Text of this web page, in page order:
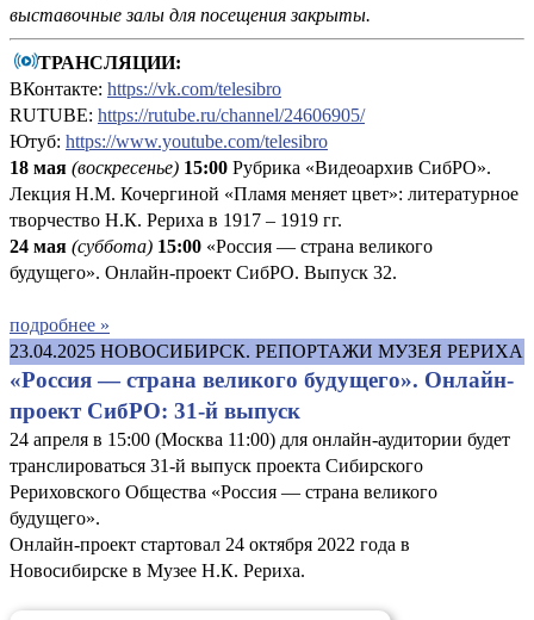
выставочные залы для посещения закрыты.
ТРАНСЛЯЦИИ:
ВКонтакте: https://vk.com/telesibro
RUTUBE: https://rutube.ru/channel/24606905/
Ютуб: https://www.youtube.com/telesibro
18 мая (воскресенье) 15:00 Рубрика «Видеоархив СибРО».
Лекция Н.М. Кочергиной «Пламя меняет цвет»: литературное
творчество Н.К. Рериха в 1917 – 1919 гг.
24 мая (суббота) 15:00 «Россия — страна великого
будущего». Онлайн-проект СибРО. Выпуск 32.
подробнее »
23.04.2025 НОВОСИБИРСК. РЕПОРТАЖИ МУЗЕЯ РЕРИХА
«Россия — страна великого будущего». Онлайн-
проект СибРО: 31-й выпуск
24 апреля в 15:00 (Москва 11:00) для онлайн-аудитории будет
транслироваться 31-й выпуск проекта Сибирского
Рериховского Общества «Россия — страна великого
будущего».
Онлайн-проект стартовал 24 октября 2022 года в
Новосибирске в Музее Н.К. Рериха.